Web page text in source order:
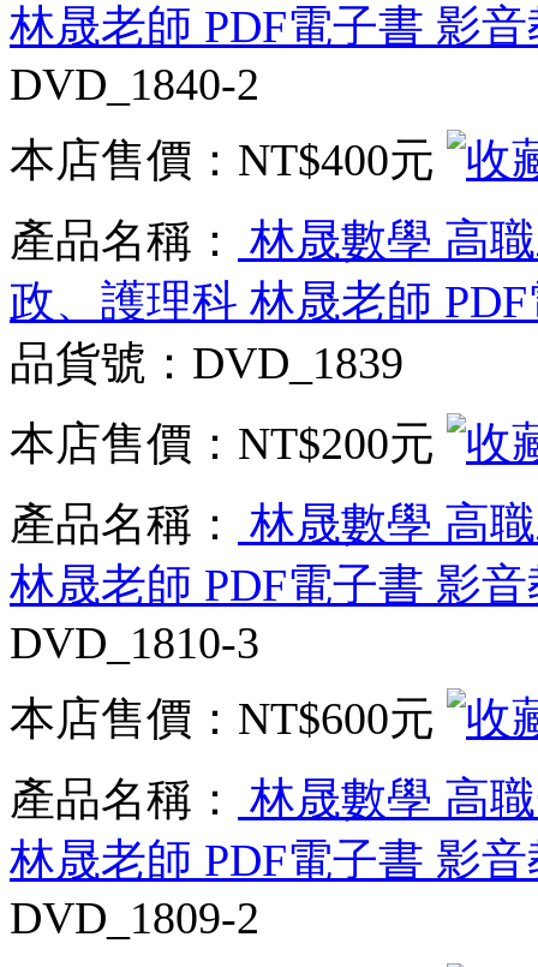
林晟老師 PDF電子書 影
DVD_1840-2
本店售價： NT$400元
產品名稱：
林晟數學 高
政、護理科 林晟老師
品貨號：DVD_1839
本店售價： NT$200元
產品名稱：
林晟數學 高
林晟老師 PDF電子書 影
DVD_1810-3
本店售價： NT$600元
產品名稱：
林晟數學 高
林晟老師 PDF電子書 影
DVD_1809-2